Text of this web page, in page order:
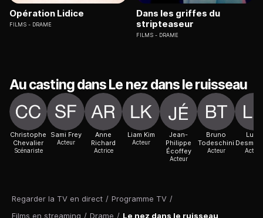
Regarder la TV en direct / Programme TV /
Films en streaming / Drame / Le nez dans le ruisseau
Opération Lidice
FILMS DRAME
Dans les griffes du
stripteaseur
FILMS DRAME
Au casting dans Le nez dans le ruisseau
Christophe
Chevalier
Scénariste
Sami Frey
Acteur
Anne
Richard
Actrice
Liam Kim
Acteur
Jean-
Philippe
Écoffey
Acteur
Bruno
Todeschini
Acteur
Luna
Acteur